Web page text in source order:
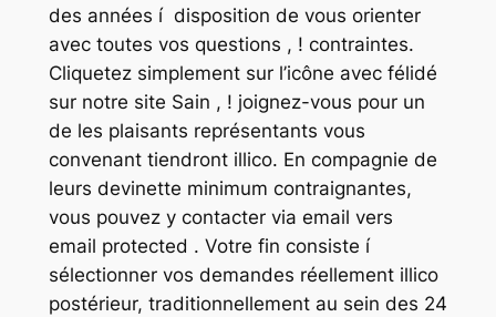
des années í disposition de vous orienter
avec toutes vos questions , ! contraintes.
Cliquetez simplement sur l’icône avec félidé
sur notre site Sain , ! joignez-vous pour un
de les plaisants représentants vous
convenant tiendront illico. En compagnie de
leurs devinette minimum contraignantes,
vous pouvez y contacter via email vers
email protected . Votre fin consiste í
sélectionner vos demandes réellement illico
postérieur, traditionnellement au sein des 24